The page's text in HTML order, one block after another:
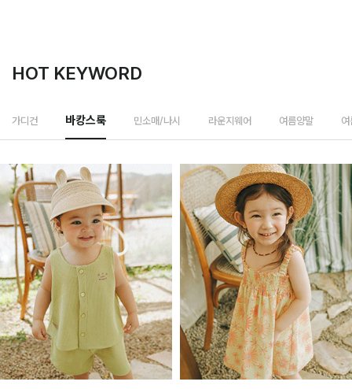
HOT KEYWORD
가디건 바캉스룩 민소매/나시 라운지웨어 여름양말